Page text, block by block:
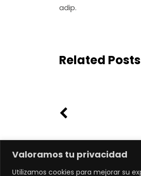
Valoramos tu privacidad
Utilizamos cookies para mejorar su
adip.
Related Posts